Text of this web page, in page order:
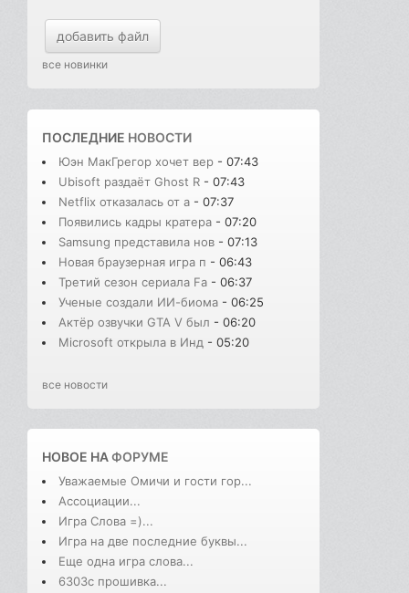
добавить файл
все новинки
ПОСЛЕДНИЕ НОВОСТИ
Юэн МакГрегор хочет вер - 07:43
Ubisoft раздаёт Ghost R - 07:43
Netflix отказалась от а - 07:37
Появились кадры кратера - 07:20
Samsung представила нов - 07:13
Новая браузерная игра п - 06:43
Третий сезон сериала Fa - 06:37
Ученые создали ИИ-биома - 06:25
Актёр озвучки GTA V был - 06:20
Microsoft открыла в Инд - 05:20
все новости
НОВОЕ НАФОРУМЕ
Уважаемые Омичи и гости гор...
Ассоциации...
Игра Слова =)...
Игра на две последние буквы...
Еще одна игра слова...
6303с прошивка...